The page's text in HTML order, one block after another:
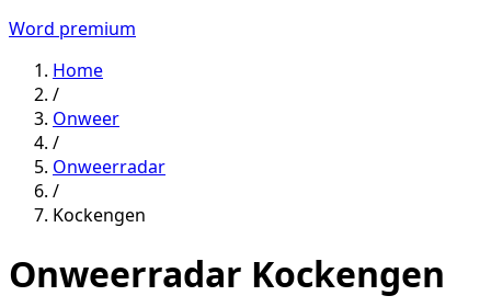
Word premium
Home
/
Onweer
/
Onweerradar
/
Kockengen
Onweerradar Kockengen